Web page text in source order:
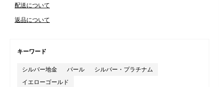
配送について
返品について
キーワード
シルバー地金 パール
シルバー・プラチナム
イエローゴールド